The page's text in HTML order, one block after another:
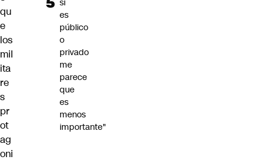
qu
e
los
mil
ita
re
s
pr
ot
ag
oni
si
es
público
o
privado
me
parece
que
es
menos
importante"